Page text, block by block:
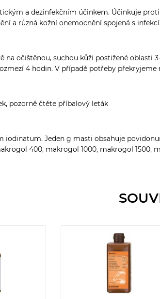
a dezinfekčním účinkem. Účinkuje
a různá kožní onemocnění spojená s infekcí.
na očištěnou, suchou kůži postižené
4 hodin. V případě potřeby překryjeme
pozorně čtěte příbalový leták
iodinatum. Jeden g masti obsahuje
400, makrogol 1000, makrogol 1500,